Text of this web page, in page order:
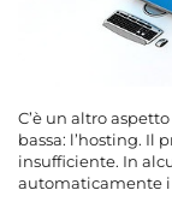
C’è un altro
bassa: l’hosting.
insufficiente. In
automaticamente i